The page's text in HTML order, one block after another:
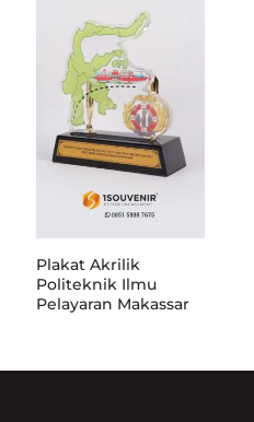
Plakat Akrilik
Politeknik Ilmu
Pelayaran Makassar